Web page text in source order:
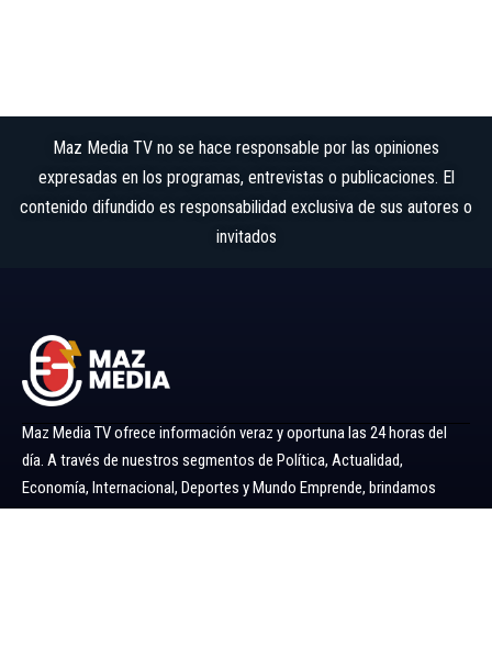
Maz Media TV no se hace responsable por las opiniones
expresadas en los programas, entrevistas o publicaciones. El
contenido difundido es responsabilidad exclusiva de sus autores o
invitados
Maz Media TV ofrece información veraz y oportuna las 24 horas del
día. A través de nuestros segmentos de Política, Actualidad,
Economía, Internacional, Deportes y Mundo Emprende, brindamos
noticias y análisis confiables para mantenerlo siempre informado.